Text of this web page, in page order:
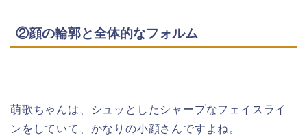
②顔の輪郭と全体的なフォルム
萌歌ちゃんは、シュッとしたシャープなフェイスライ
ンをしていて、かなりの小顔さんですよね。